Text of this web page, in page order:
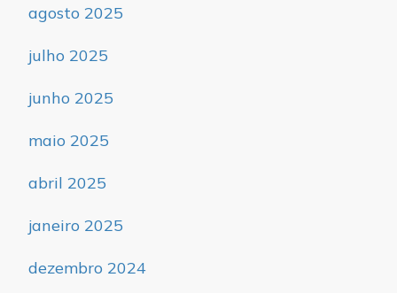
agosto 2025
julho 2025
junho 2025
maio 2025
abril 2025
janeiro 2025
dezembro 2024